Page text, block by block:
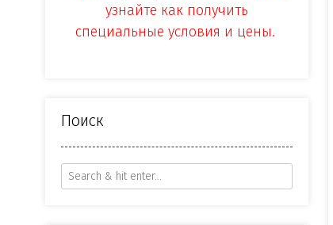
узнайте как получить
специальные условия и цены.
Поиск